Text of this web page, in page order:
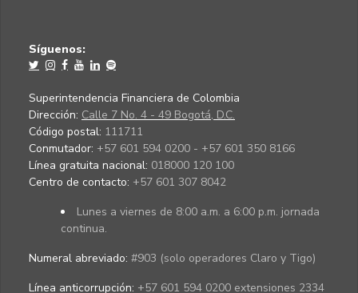
Síguenos:
Superintendencia Financiera de Colombia
Dirección: Calle 7 No. 4 - 49 Bogotá, D.C.
Código postal: 111711
Conmutador: +57 601 594 0200 - +57 601 350 8166
Línea gratuita nacional: 018000 120 100
Centro de contacto: +57 601 307 8042
Lunes a viernes de 8:00 a.m. a 6:00 p.m. jornada
continua.
Numeral abreviado: #903 (solo operadores Claro y Tigo)
Línea anticorrupción: +57 601 594 0200 extensiones 2334